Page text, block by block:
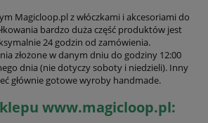
Magicloop.pl z włóczkami i akcesoriami do
bardzo duża część produktów jest
24 godzin od zamówienia.
złożone w danym dniu do godziny 12:00
dnia (nie dotyczy soboty i niedzieli). Inny
głównie gotowe wyroby handmade.
www.magicloop.pl: